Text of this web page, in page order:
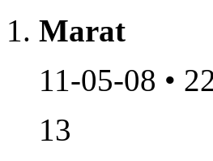
Marat
11-05-08 •
13